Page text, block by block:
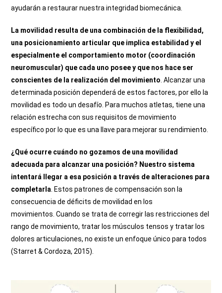
ayudarán a restaurar nuestra integridad biomecánica.
La movilidad resulta de una combinación de la flexibilidad,
una posicionamiento articular que implica estabilidad y el
especialmente el comportamiento motor (coordinación
neuromuscular) que cada uno posee y que nos hace ser
conscientes de la realización del movimiento . Alcanzar una
determinada posición dependerá de estos factores, por ello la
movilidad es todo un desafío. Para muchos atletas, tiene una
relación estrecha con sus requisitos de movimiento
específico por lo que es una llave para mejorar su rendimiento.
¿Qué ocurre cuándo no gozamos de una movilidad
adecuada para alcanzar una posición? Nuestro sistema
intentará llegar a esa posición a través de alteraciones para
completarla . Estos patrones de compensación son la
consecuencia de déficits de movilidad en los
movimientos.Cuando se trata de corregir las restricciones del
rango de movimiento, tratar los músculos tensos y tratar los
dolores articulaciones, no existe un enfoque único para todos
(Starret & Cordoza, 2015).